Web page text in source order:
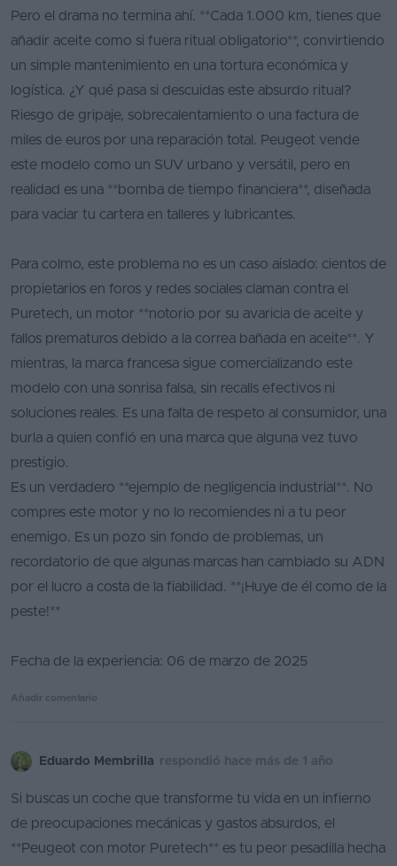
Pero el drama no termina ahí. **Cada 1.000 km, tienes que
añadir aceite como si fuera ritual obligatorio**, convirtiendo
un simple mantenimiento en una tortura económica y
logística. ¿Y qué pasa si descuidas este absurdo ritual?
Riesgo de gripaje, sobrecalentamiento o una factura de
miles de euros por una reparación total. Peugeot vende
este modelo como un SUV urbano y versátil, pero en
realidad es una **bomba de tiempo financiera**, diseñada
para vaciar tu cartera en talleres y lubricantes.
Para colmo, este problema no es un caso aislado: cientos de
propietarios en foros y redes sociales claman contra el
Puretech, un motor **notorio por su avaricia de aceite y
fallos prematuros debido a la correa bañada en aceite**. Y
mientras, la marca francesa sigue comercializando este
modelo con una sonrisa falsa, sin recalls efectivos ni
soluciones reales. Es una falta de respeto al consumidor, una
burla a quien confió en una marca que alguna vez tuvo
prestigio.
Es un verdadero **ejemplo de negligencia industrial**. No
compres este motor y no lo recomiendes ni a tu peor
enemigo. Es un pozo sin fondo de problemas, un
recordatorio de que algunas marcas han cambiado su ADN
por el lucro a costa de la fiabilidad. **¡Huye de él como de la
peste!**
Fecha de la experiencia: 06 de marzo de 2025
Añadir comentario
Eduardo Membrilla respondió hace más de 1 año
Si buscas un coche que transforme tu vida en un infierno
de preocupaciones mecánicas y gastos absurdos, el
**Peugeot con motor Puretech** es tu peor pesadilla hecha